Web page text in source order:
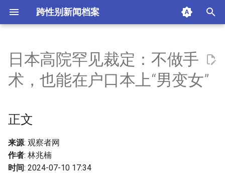
跨性别新闻档案
n
t
a
l
i
正文
附加信息 [Processed Page
日本高院罕见裁定：不做手
术，也能在户口本上“男变女”
正文
来源: 观察者网
作者: 林兆楠
时间: 2024-07-10 17:34